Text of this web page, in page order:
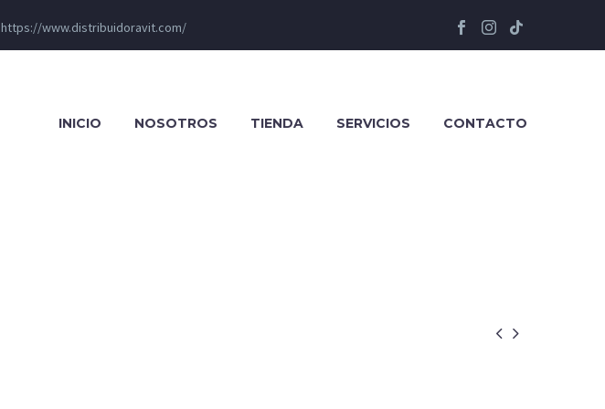
https://www.distribuidoravit.com/
INICIO NOSOTROS TIENDA SERVICIOS CONTACTO
 